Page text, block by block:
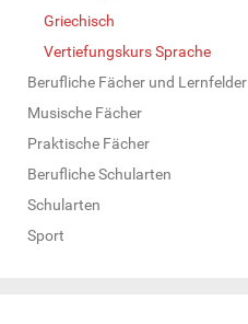
Griechisch
Vertiefungskurs Sprache
Berufliche Fächer und Lernfelder
Musische Fächer
Praktische Fächer
Berufliche Schularten
Schularten
Sport